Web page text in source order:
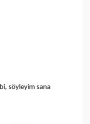
söyleyim sana